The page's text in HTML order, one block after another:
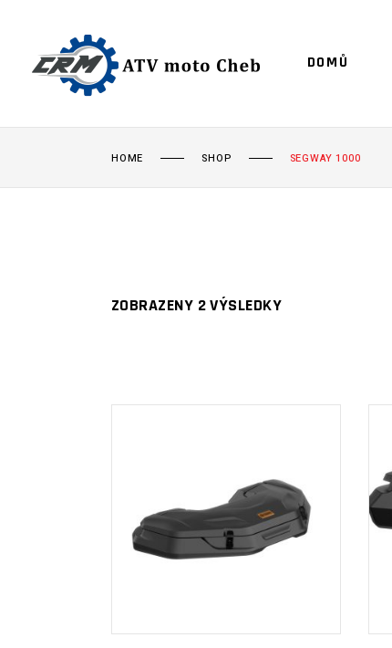
DOMŮ
HOME SHOP SEGWAY 1000
ZOBRAZENY 2 VÝSLEDKY
PŘIDAT DO
KOŠÍKU